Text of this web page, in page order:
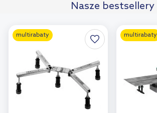
porównaniaNasze bestsellery
multirabaty multirabaty